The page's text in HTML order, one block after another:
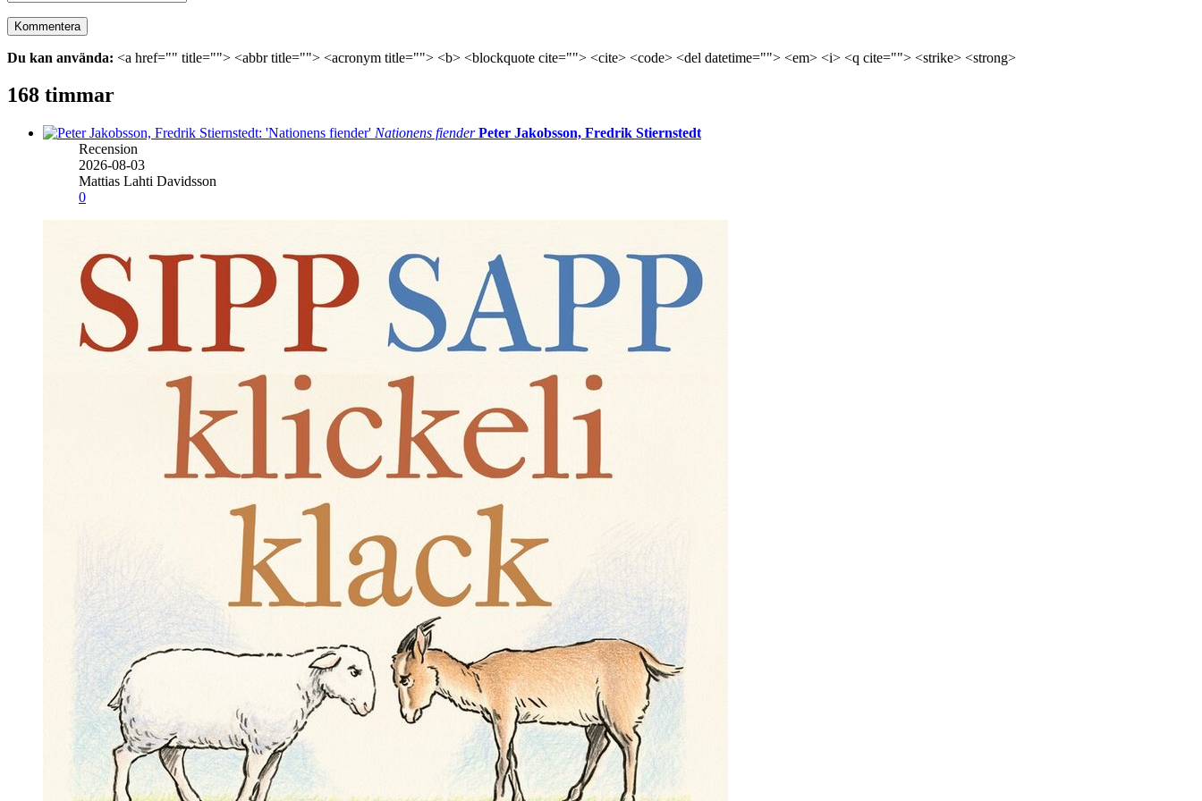
Du kan använda: <a href="" title=""> <abbr title=""> <acronym title=""> <b> <blockquote cite=""> <cite> <code> <del datetime=""> <em> <i> <q cite=""> <strike> <strong>
168 timmar
Nationens fiender Peter Jakobsson, Fredrik Stiernstedt
Recension
2026-08-03
Mattias Lahti Davidsson
0